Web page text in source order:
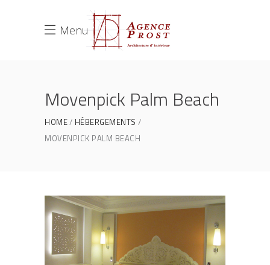
Menu
Movenpick Palm Beach
HOME
HÉBERGEMENTS
MOVENPICK PALM BEACH